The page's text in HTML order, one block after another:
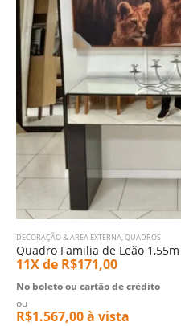
DECORAÇÃO & AREA EXTERNA QUADROS
Quadro Familia de Leão
11X de R$171,00
No boleto ou cartão de crédito
ou
R$1.567,00à vista